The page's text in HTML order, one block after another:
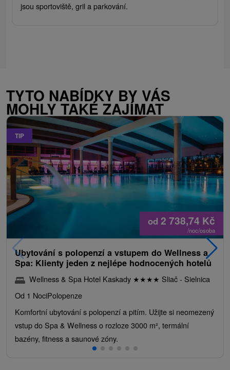
jsou sportoviště, gril a parkování.
TYTO NABÍDKY BY VÁS
MOHLY TAKÉ ZAJÍMAT
TIP
od 2 738,74 Kč
/noc/osoba
Ubytování s polopenzí a vstupem do Wellness a
Spa: Klienty jeden z nejlépe hodnocených hotelů
Wellness & Spa Hotel Kaskady ★★★★ Sliač - Sielnica
Od 1 NociPolopenze
Komfortní ubytování s polopenzí a pitím. Užijte si neomezený
vstup do Spa & Wellness o rozloze 3000 m², termální
bazény, fitness a saunové zóny.